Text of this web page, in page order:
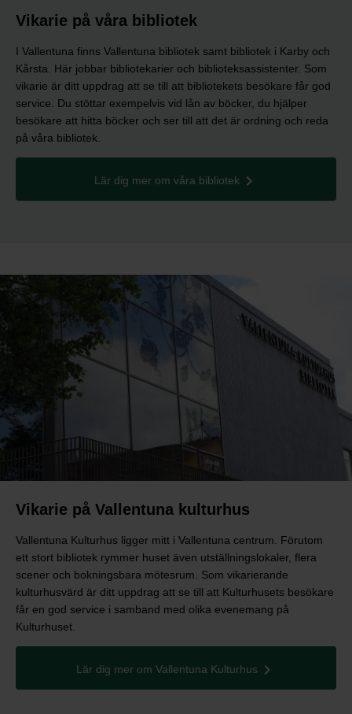
Vikarie på våra bibliotek
I Vallentuna finns Vallentuna bibliotek samt bibliotek i Karby och
Kårsta. Här jobbar bibliotekarier och biblioteksassistenter. Som
vikarie är ditt uppdrag att se till att bibliotekets besökare får god
service. Du stöttar exempelvis vid lån av böcker, du hjälper
besökare att hitta böcker och ser till att det är ordning och reda
på våra bibliotek.
Lär dig mer om våra bibliotek
Vikarie på Vallentuna kulturhus
Vallentuna Kulturhus ligger mitt i Vallentuna centrum. Förutom
ett stort bibliotek rymmer huset även utställningslokaler, flera
scener och bokningsbara mötesrum. Som vikarierande
kulturhusvärd är ditt uppdrag att se till att Kulturhusets besökare
får en god service i samband med olika evenemang på
Kulturhuset.
Lär dig mer om Vallentuna Kulturhus